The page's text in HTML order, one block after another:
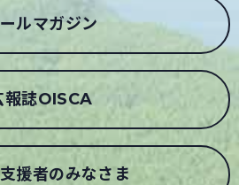
ルマガジン
報誌OISCA
援者のみなさま